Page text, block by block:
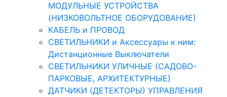
МОДУЛЬНЫЕ УСТРОЙСТВА
(НИЗКОВОЛЬТНОЕ ОБОРУДОВАНИЕ)
КАБЕЛЬ и ПРОВОД
СВЕТИЛЬНИКИ и Аксессуары к ним:
Дистанционные Выключатели
СВЕТИЛЬНИКИ УЛИЧНЫЕ (САДОВО-
ПАРКОВЫЕ, АРХИТЕКТУРНЫЕ)
ДАТЧИКИ (ДЕТЕКТОРЫ) УПРАВЛЕНИЯ